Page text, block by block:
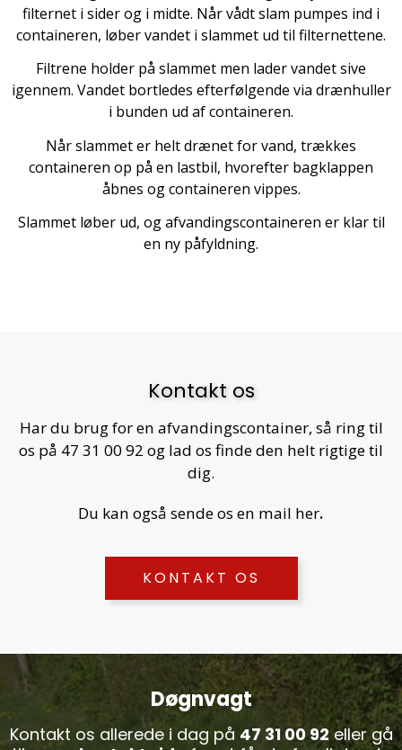
filternet i sider og i midte. Når vådt slam pumpes ind i
containeren, løber vandet i slammet ud til filternettene.
Filtrene holder på slammet men lader vandet sive
igennem. Vandet bortledes efterfølgende via drænhuller
i bunden ud af containeren.
Når slammet er helt drænet for vand, trækkes
containeren op på en lastbil, hvorefter bagklappen
åbnes og containeren vippes.
Slammet løber ud, og afvandingscontaineren er klar til
en ny påfyldning.
Kontakt os
Har du brug for en afvandingscontainer, så ring til
os på 47 31 00 92 og lad os finde den helt rigtige til
dig.
Du kan også sende os en mail her.
KONTAKT OS
Døgnvagt
Kontakt os allerede i dag på 47 31 00 92 eller gå